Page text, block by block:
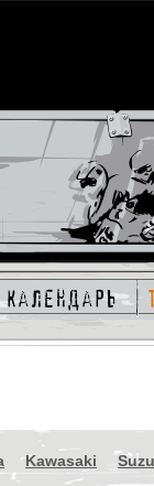
календарь
Kawasaki